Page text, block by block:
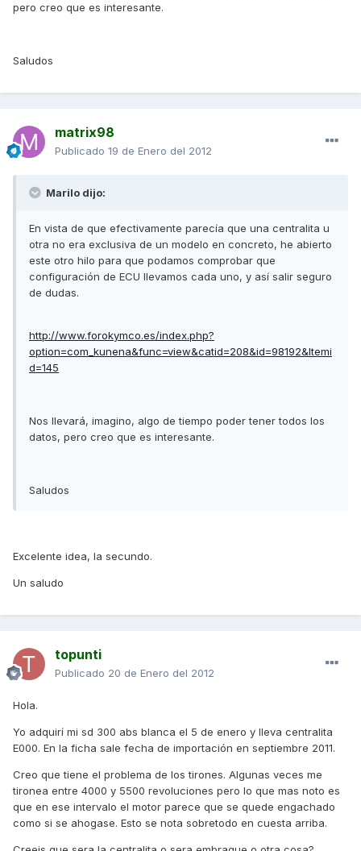
pero creo que es interesante.
Saludos
matrix98
Publicado 19 de Enero del 2012
Marilo dijo:
En vista de que efectivamente parecía que una centralita u
otra no era exclusiva de un modelo en concreto, he abierto
este otro hilo para que podamos comprobar que
configuración de ECU llevamos cada uno, y así salir seguro
de dudas.
http://www.forokymco.es/index.php?
option=com_kunena&func=view&catid=208&id=98192&Itemi
d=145
Nos llevará, imagino, algo de tiempo poder tener todos los
datos, pero creo que es interesante.
Saludos
Excelente idea, la secundo.
Un saludo
topunti
Publicado 20 de Enero del 2012
Hola.
Yo adquirí mi sd 300 abs blanca el 5 de enero y lleva centralita
E000. En la ficha sale fecha de importación en septiembre 2011.
Creo que tiene el problema de los tirones. Algunas veces me
tironea entre 4000 y 5500 revoluciones pero lo que mas noto es
que en ese intervalo el motor parece que se quede engachado
como si se ahogase. Esto se nota sobretodo en cuesta arriba.